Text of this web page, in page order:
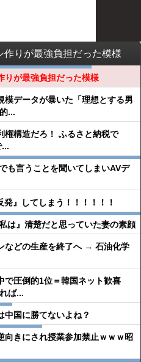
りが最強負担だった模様
りが最強負担だった模様
模データが暴いた「理想とする男
...
権構造だろ！ ふるさと納税で
も言うことを聞いてしまいAVデ
発』してしまう！！！！！！
は』清楚だと思っていた妻の素顔
などの生産を終了へ → 石油化学
で圧倒的1位＝韓国ネット歓喜
ば...
中国に勝てないよね？
向きにされ授業参加禁止ｗｗｗ昭